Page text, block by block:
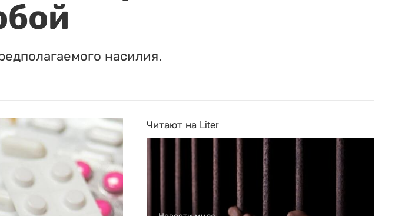
насилия.
Читают на Liter